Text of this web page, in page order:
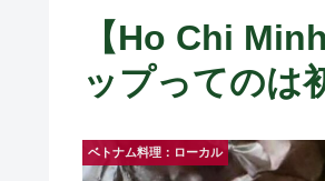
【Ho Chi
ップってのは
ベトナム料理：ローカル